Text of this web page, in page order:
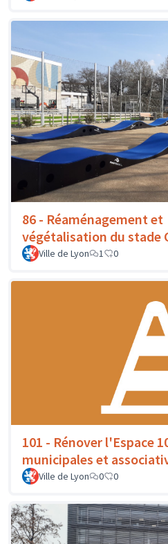
86 - Réaménagement et
végétalisation du stade
Ville de Lyon 1 0
101 - Rénover l'Espace
municipales et
Ville de Lyon 0 0